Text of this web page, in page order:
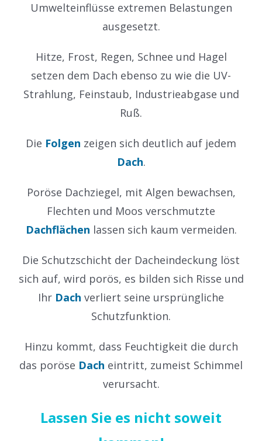
Umwelteinflüsse extremen Belastungen
ausgesetzt.
Hitze, Frost, Regen, Schnee und Hagel
setzen dem Dach ebenso zu wie die UV-
Strahlung, Feinstaub, Industrieabgase und
Ruß.
Die Folgen zeigen sich deutlich auf jedem
Dach.
Poröse Dachziegel, mit Algen bewachsen,
Flechten und Moos verschmutzte
Dachflächen lassen sich kaum vermeiden.
Die Schutzschicht der Dacheindeckung löst
sich auf, wird porös, es bilden sich Risse und
Ihr Dach verliert seine ursprüngliche
Schutzfunktion.
Hinzu kommt, dass Feuchtigkeit die durch
das poröse Dach eintritt, zumeist Schimmel
verursacht.
Lassen Sie es nicht soweit